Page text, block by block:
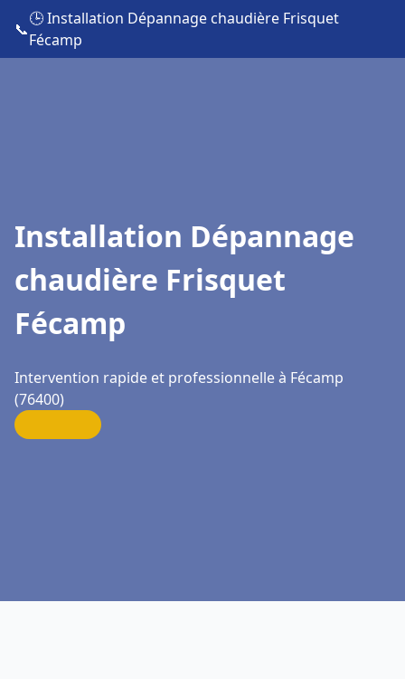
📞
🕒 Installation Dépannage chaudière Frisquet
Fécamp
Installation Dépannage
chaudière Frisquet
Fécamp
Intervention rapide et professionnelle à Fécamp
(76400)